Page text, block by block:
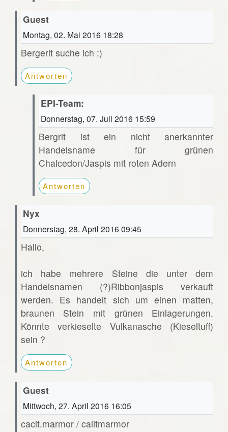
Guest
Montag, 02. Mai 2016 18:28
Bergerit suche ich :)
Antworten
EPI-Team:
Donnerstag, 07. Juli 2016 15:59
Bergrit ist ein nicht anerkannter
Handelsname für grünen
Chalcedon/Jaspis mit roten Adern
Antworten
Nyx
Donnerstag, 28. April 2016 09:45
Hallo,
ich habe mehrere Steine die unter dem
Handelsnamen (?)Ribbonjaspis verkauft
werden. Es handelt sich um einen matten,
braunen Stein mit grünen Einlagerungen.
Könnte verkieselte Vulkanasche (Kieseltuff)
sein ?
Antworten
Guest
Mittwoch, 27. April 2016 16:05
cacit.marmor / calitmarmor